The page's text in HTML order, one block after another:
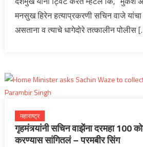
मनसुख हिरेन हत्याप्रकरणी सचिन वाजे
असताना व त्याचे धागेदोरे तत्कालीन पोलीस
महाराष्ट्र
गृहमंत्र्यांनी सचिन वाझेंना दरमहा 100
करण्यास सांगितलं – परमबीर सिंग